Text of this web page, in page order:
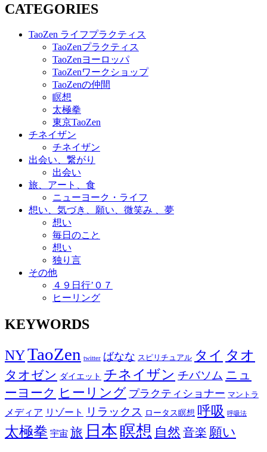
CATEGORIES
TaoZen ライフプラクティス
TaoZenプラクティス
TaoZenヨーロッパ
TaoZenワークショップ
TaoZenの仲間
瞑想
太極拳
東京TaoZen
チネイザン
チネイザン
出会い、繋がり
出会い
旅、アート、食
ニューヨーク・ライフ
想い、気づき、願い、微笑み 、夢
想い
毎日のこと
想い
独り言
その他
４９日行’０７
ヒーリング
KEYWORDS
NYTaoZen twitter ばなな スピリチュアル タイ タオ
タオゼン ダイエット チネイザン チバソム ニュ
ーヨーク ヒーリング プラクティショナー マントラ
メディア リゾート リラックス ロータス瞑想 呼吸 呼吸法
太極拳 宇宙 旅 日本 瞑想 自然 音楽 願い